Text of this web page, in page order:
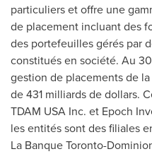
particuliers et offre une
de placement incluant des
des portefeuilles gérés par
constitués en société. Au
gestion de placements de
de 431 milliards de dollars.
TDAM USA Inc. et Epoch
les entités sont des filiales
La Banque Toronto-